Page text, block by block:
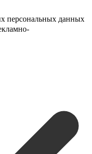
персональных данных